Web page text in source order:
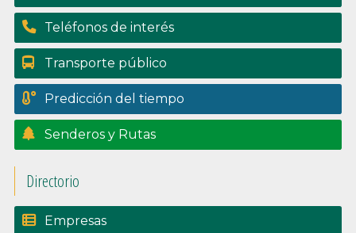
Teléfonos de interés
Transporte público
Predicción del tiempo
Senderos y Rutas
Directorio
Empresas